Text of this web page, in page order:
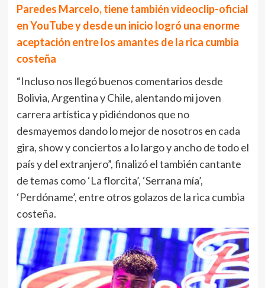
Paredes Marcelo, tiene también videoclip-oficial
en YouTube y desde un inicio logró una enorme
aceptación entre los amantes de la rica cumbia
costeña
“Incluso nos llegó buenos comentarios desde
Bolivia, Argentina y Chile, alentando mi joven
carrera artística y pidiéndonos que no
desmayemos dando lo mejor de nosotros en cada
gira, show y conciertos a lo largo y ancho de todo el
país y del extranjero”, finalizó el también cantante
de temas como ‘La florcita’, ‘Serrana mía’,
‘Perdóname’, entre otros golazos de la rica cumbia
costeña.